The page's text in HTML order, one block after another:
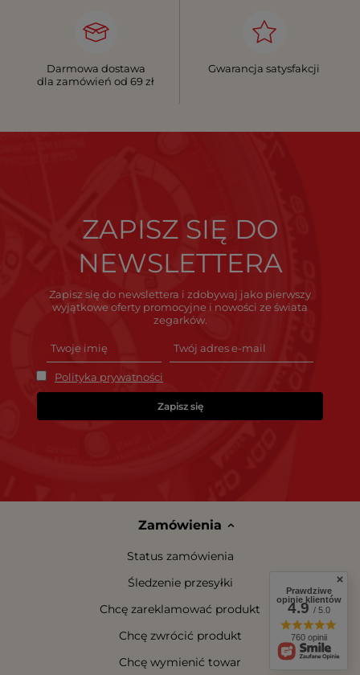
Darmowa dostawa
dla zamówień od 69 zł
Gwarancja satysfakcji
ZAPISZ SIĘ DO
NEWSLETTERA
Zapisz się do newslettera i zdobywaj jako pierwszy
wyjątkowe oferty promocyjne i nowości ze świata
zegarków.
Polityka prywatności
Zapisz się
Zamówienia
Status zamówienia
Śledzenie przesyłki
Chcę zareklamować produkt
Chcę zwrócić produkt
Chcę wymienić towar
Prawdziwe
opinie klientów
4.9/ 5.0
760 opinii